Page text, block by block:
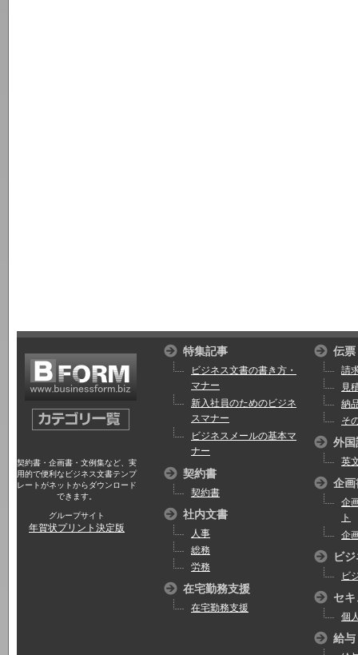
契約書・企画書・文例集など、実
用的で便利なビジネス文書テンプ
レートがネットからダウンロード
できます。
グループサイト
年賀状プリント決定版
特集記事
ビジネス文書の書き方・
マナー
新入社員のためのビジネ
スマナー
ビジネスメールの基本マ
ナー
契約書
契約書
社内文書
人事
総務
労務
在宅勤務支援
在宅勤務支援
伝票
請
見
納
そ
外国
英
企画
企
ト
企
ビ
ビ
セ
個
給与